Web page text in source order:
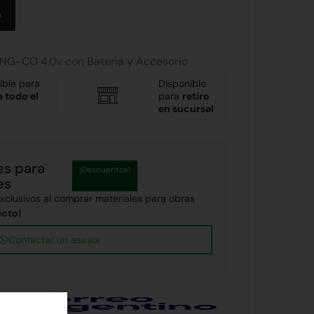
CO 4.0v con Bateria y Accesorio
para
todo el
Disponible
para retiro
en sucursal
para
¡Descuentos!
al comprar materiales para obras
Contactar un asesor